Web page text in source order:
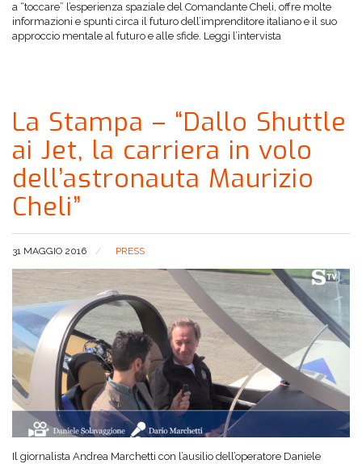
a “toccare” l’esperienza spaziale del Comandante Cheli, offre molte
informazioni e spunti circa il futuro dell’imprenditore italiano e il suo
approccio mentale al futuro e alle sfide. Leggi l’intervista
La Stampa – “Dallo Shuttle
ai Jet, la carriera in volo
dell’astronauta Maurizio
Cheli”
31 MAGGIO 2016 PRESS
Il giornalista Andrea Marchetti con l’ausilio dell’operatore Daniele